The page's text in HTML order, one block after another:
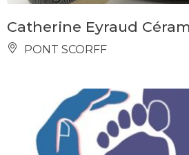
Catherine Eyraud
PONT SCORFF